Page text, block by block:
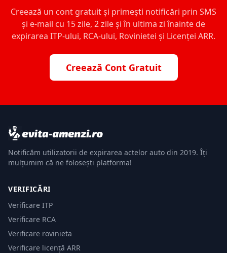
Creează un cont gratuit și primești notificări prin SMS
și e-mail cu 15 zile, 2 zile și în ultima zi înainte de
expirarea ITP-ului, RCA-ului, Rovinietei și Licenței ARR.
Creează Cont Gratuit
Notificăm utilizatorii de expirarea actelor auto din 2019. Îți
mulțumim că ne folosești platforma!
VERIFICĂRI
Verificare ITP
Verificare RCA
Verificare rovinieta
Verificare licență ARR